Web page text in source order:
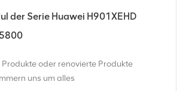
der Serie Huawei H901XEHD
Produkte oder renovierte Produkte
uns um alles